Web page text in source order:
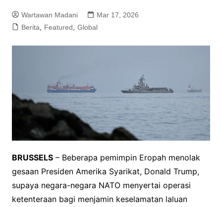
Wartawan Madani
Mar 17, 2026
Berita, Featured, Global
BRUSSELS– Beberapa pemimpin Eropah menolak
gesaan Presiden Amerika Syarikat, Donald Trump,
supaya negara-negara NATO menyertai operasi
ketenteraan bagi menjamin keselamatan laluan